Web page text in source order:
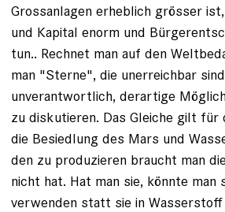
Grossanlagen erheblich grösser
und Kapital enorm und
tun.. Rechnet man auf den
man "Sterne", die unerreichbar
unverantwortlich, derartige
zu diskutieren. Das Gleiche gilt für
die Besiedlung des Mars und
den zu produzieren braucht man
nicht hat. Hat man sie, könnte man
verwenden statt sie in